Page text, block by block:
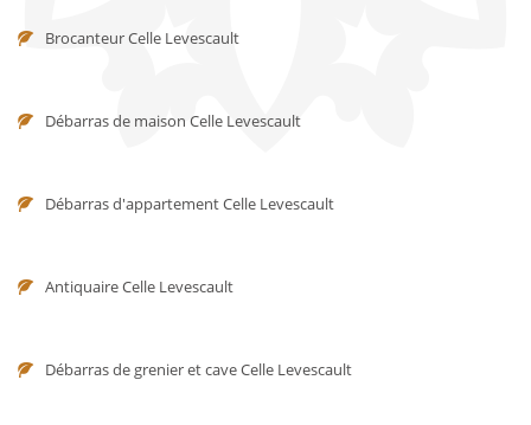
Brocanteur Celle Levescault
Débarras de maison Celle Levescault
Débarras d'appartement Celle Levescault
Antiquaire Celle Levescault
Débarras de grenier et cave Celle Levescault